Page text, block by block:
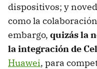
dispositivos; y
como la
embargo, quizás la
la integración de
Huawei, para